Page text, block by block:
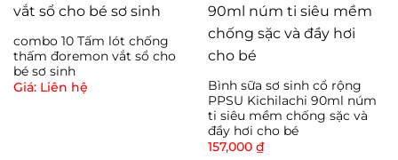
đau đầu ti.
Tiện dụng, có thể mang theo đi làm, hoặc di chuyển
xa.
Hạn chế : Dùng máy bằng tay khá mất thời gian và
combo 10 Tấm lót chống
thấm đoremon vắt sổ cho
bé sơ sinh
Giá: Liên hệ
Bình sữa sơ sinh cổ rộng
PPSU Kichilachi 90ml núm
ti siêu mềm chống sặc và
đầy hơi cho bé
157,000 ₫